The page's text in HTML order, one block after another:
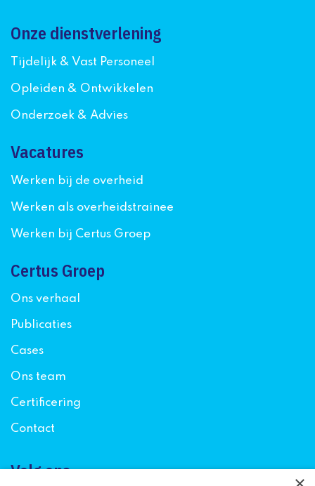
Onze dienstverlening
Tijdelijk & Vast Personeel
Opleiden & Ontwikkelen
Onderzoek & Advies
Vacatures
Werken bij de overheid
Werken als overheidstrainee
Werken bij Certus Groep
Certus Groep
Ons verhaal
Publicaties
Cases
Ons team
Certificering
Contact
Volg ons